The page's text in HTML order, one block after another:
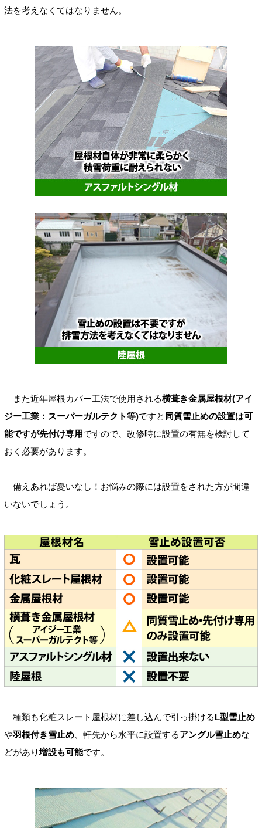
法を考えなくてはなりません。
また近年屋根カバー工法で使用される横葺き金属屋根材(アイ
ジー工業：スーパーガルテクト等)ですと 同質雪止めの設置は可
能ですが先付け専用ですので、改修時に設置の有無を検討して
おく必要があります。
備えあれば憂いなし！お悩みの際には設置をされた方が間違
いないでしょう。
種類も化粧スレート屋根材に差し込んで引っ掛けるL型雪止め
や羽根付き雪止め 、軒先から水平に設置するアングル雪止めな
どがあり増設も可能です。